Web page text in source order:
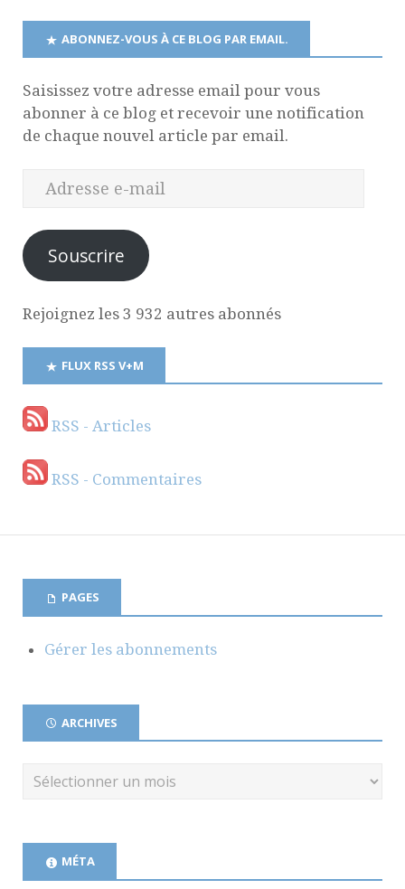
ABONNEZ-VOUS À CE BLOG PAR EMAIL.
Saisissez votre adresse email pour vous
abonner à ce blog et recevoir une notification
de chaque nouvel article par email.
Souscrire
Rejoignez les 3 932 autres abonnés
FLUX RSS V+M
RSS - Articles
RSS - Commentaires
PAGES
Gérer les abonnements
ARCHIVES
MÉTA